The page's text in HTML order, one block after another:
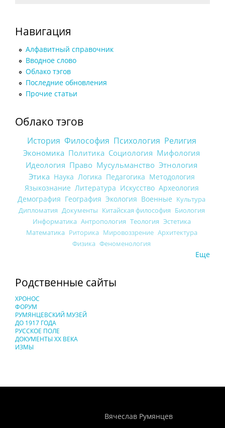
Навигация
Алфавитный справочник
Вводное слово
Облако тэгов
Последние обновления
Прочие статьи
Облако тэгов
История Философия Психология Религия
Экономика Политика Социология Мифология
Идеология Право Мусульманство Этнология
Этика Наука Логика Педагогика Методология
Языкознание Литература Искусство Археология
Демография География Экология Военные Культура
Дипломатия Документы Китайская философия Биология
Информатика Антропология Теология Эстетика
Математика Риторика Мировоззрение Архитектура
Физика Феноменология
Еще
Родственные сайты
ХРОНОС
ФОРУМ
РУМЯНЦЕВСКИЙ МУЗЕЙ
ДО 1917 ГОДА
РУССКОЕ ПОЛЕ
ДОКУМЕНТЫ XX ВЕКА
ИЗМЫ
Вячеслав Румянцев